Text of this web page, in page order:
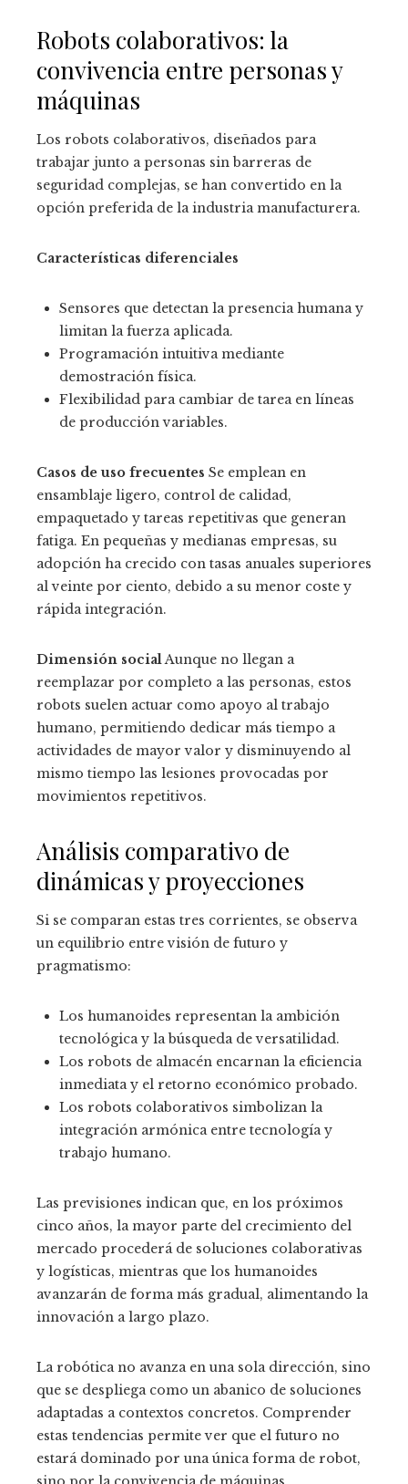
Robots colaborativos: la
convivencia entre personas y
máquinas
Los robots colaborativos, diseñados para
trabajar junto a personas sin barreras de
seguridad complejas, se han convertido en la
opción preferida de la industria manufacturera.
Características diferenciales
Sensores que detectan la presencia humana y
limitan la fuerza aplicada.
Programación intuitiva mediante
demostración física.
Flexibilidad para cambiar de tarea en líneas
de producción variables.
Casos de uso frecuentes Se emplean en
ensamblaje ligero, control de calidad,
empaquetado y tareas repetitivas que generan
fatiga. En pequeñas y medianas empresas, su
adopción ha crecido con tasas anuales superiores
al veinte por ciento, debido a su menor coste y
rápida integración.
Dimensión socialAunque no llegan a
reemplazar por completo a las personas, estos
robots suelen actuar como apoyo al trabajo
humano, permitiendo dedicar más tiempo a
actividades de mayor valor y disminuyendo al
mismo tiempo las lesiones provocadas por
movimientos repetitivos.
Análisis comparativo de
dinámicas y proyecciones
Si se comparan estas tres corrientes, se observa
un equilibrio entre visión de futuro y
pragmatismo:
Los humanoides representan la ambición
tecnológica y la búsqueda de versatilidad.
Los robots de almacén encarnan la eficiencia
inmediata y el retorno económico probado.
Los robots colaborativos simbolizan la
integración armónica entre tecnología y
trabajo humano.
Las previsiones indican que, en los próximos
cinco años, la mayor parte del crecimiento del
mercado procederá de soluciones colaborativas
y logísticas, mientras que los humanoides
avanzarán de forma más gradual, alimentando la
innovación a largo plazo.
La robótica no avanza en una sola dirección, sino
que se despliega como un abanico de soluciones
adaptadas a contextos concretos. Comprender
estas tendencias permite ver que el futuro no
estará dominado por una única forma de robot,